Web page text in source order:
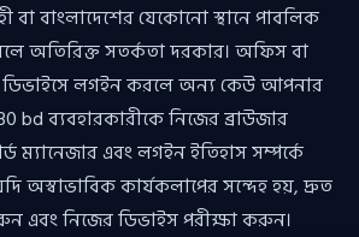
বা বাংলাদেশের যেকোনো স্থানে পাবলিক
অতিরিক্ত সতর্কতা দরকার। অফিস বা
ডিভাইসে লগইন করলে অন্য কেউ আপনার
bd ব্যবহারকারীকে নিজের ব্রাউজার
ম্যানেজার এবং লগইন ইতিহাস সম্পর্কে
অস্বাভাবিক কার্যকলাপের সন্দেহ হয়, দ্রুত
এবং নিজের ডিভাইস পরীক্ষা করুন।